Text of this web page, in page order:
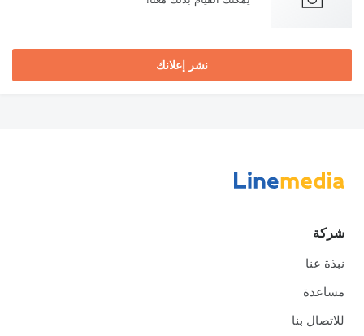
نشر إعلانك
شركة
نبذة عنا
مساعدة
للاتصال بنا